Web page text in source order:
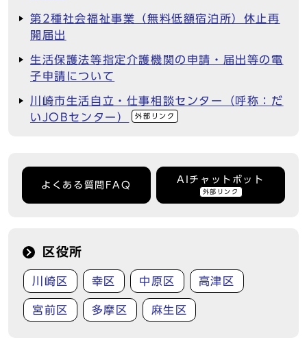
第2種社会福祉事業（無料低額宿泊所）休止再
開届出
生活保護法等指定介護機関の申請・届出等の電
子申請について
川崎市生活自立・仕事相談センター（呼称：だ
いJOBセンター）
外部リンク
よくある質問FAQ
AIチャットボット
外部リンク
区役所
川崎区 幸区 中原区 高津区
宮前区 多摩区 麻生区